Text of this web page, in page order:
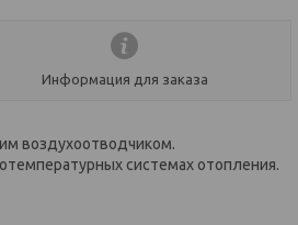
Информация для заказа
воздухоотводчиком.
системах отопления.